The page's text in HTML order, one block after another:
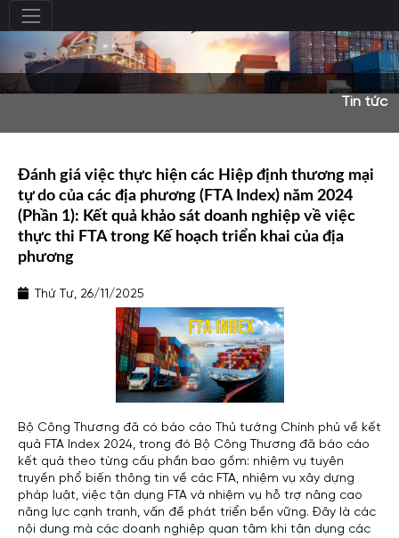
Tin tức
Đánh giá việc thực hiện các Hiệp định thương mại
tự do của các địa phương (FTA Index) năm 2024
(Phần 1): Kết quả khảo sát doanh nghiệp về việc
thực thi FTA trong Kế hoạch triển khai của địa
phương
Thứ Tư, 26/11/2025
Bộ Công Thương đã có báo cáo Thủ tướng Chính phủ về kết
quả FTA Index 2024, trong đó Bộ Công Thương đã báo cáo
kết quả theo từng cấu phần bao gồm: nhiệm vụ tuyên
truyền phổ biến thông tin về các FTA, nhiệm vụ xây dựng
pháp luật, việc tận dụng FTA và nhiệm vụ hỗ trợ nâng cao
năng lực cạnh tranh, vấn đề phát triển bền vững. Đây là các
nội dung mà các doanh nghiệp quan tâm khi tận dụng các